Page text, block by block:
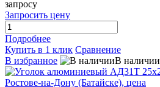
запросу
Запросить цену
Подробнее
Купить в 1 клик Сравнение
В избранное
В наличии